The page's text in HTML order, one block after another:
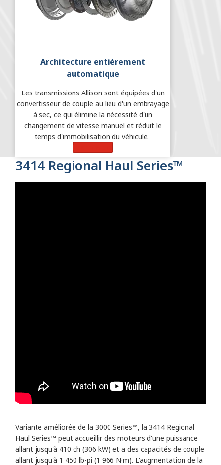
Architecture entièrement
automatique
Les transmissions Allison sont équipées d'un
convertisseur de couple au lieu d'un embrayage
à sec, ce qui élimine la nécessité d'un
changement de vitesse manuel et réduit le
temps d'immobilisation du véhicule.
3414 Regional Haul Series™
Variante améliorée de la 3000 Series™, la 3414 Regional
Haul Series™ peut accueillir des moteurs d'une puissance
allant jusqu'à 410 ch (306 kW) et a des capacités de couple
allant jusqu'à 1 450 lb-pi (1 966 N·m). L'augmentation de la